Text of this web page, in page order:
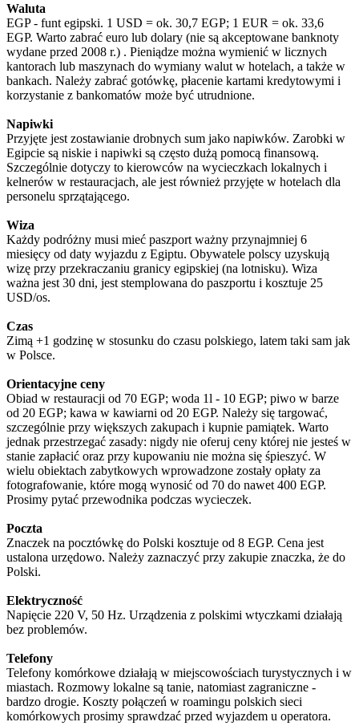
Waluta
EGP - funt egipski. 1 USD = ok. 30,7 EGP; 1 EUR = ok. 33,6
EGP. Warto zabrać euro lub dolary (nie są akceptowane banknoty
wydane przed 2008 r.) . Pieniądze można wymienić w licznych
kantorach lub maszynach do wymiany walut w hotelach, a także w
bankach. Należy zabrać gotówkę, płacenie kartami kredytowymi i
korzystanie z bankomatów może być utrudnione.
Napiwki
Przyjęte jest zostawianie drobnych sum jako napiwków. Zarobki w
Egipcie są niskie i napiwki są często dużą pomocą finansową.
Szczególnie dotyczy to kierowców na wycieczkach lokalnych i
kelnerów w restauracjach, ale jest również przyjęte w hotelach dla
personelu sprzątającego.
Wiza
Każdy podróżny musi mieć paszport ważny przynajmniej 6
miesięcy od daty wyjazdu z Egiptu. Obywatele polscy uzyskują
wizę przy przekraczaniu granicy egipskiej (na lotnisku). Wiza
ważna jest 30 dni, jest stemplowana do paszportu i kosztuje 25
USD/os.
Czas
Zimą +1 godzinę w stosunku do czasu polskiego, latem taki sam jak
w Polsce.
Orientacyjne ceny
Obiad w restauracji od 70 EGP; woda 1l - 10 EGP; piwo w barze
od 20 EGP; kawa w kawiarni od 20 EGP. Należy się targować,
szczególnie przy większych zakupach i kupnie pamiątek. Warto
jednak przestrzegać zasady: nigdy nie oferuj ceny której nie jesteś w
stanie zapłacić oraz przy kupowaniu nie można się śpieszyć. W
wielu obiektach zabytkowych wprowadzone zostały opłaty za
fotografowanie, które mogą wynosić od 70 do nawet 400 EGP.
Prosimy pytać przewodnika podczas wycieczek.
Poczta
Znaczek na pocztówkę do Polski kosztuje od 8 EGP. Cena jest
ustalona urzędowo. Należy zaznaczyć przy zakupie znaczka, że do
Polski.
Elektryczność
Napięcie 220 V, 50 Hz. Urządzenia z polskimi wtyczkami działają
bez problemów.
Telefony
Telefony komórkowe działają w miejscowościach turystycznych i w
miastach. Rozmowy lokalne są tanie, natomiast zagraniczne -
bardzo drogie. Koszty połączeń w roamingu polskich sieci
komórkowych prosimy sprawdzać przed wyjazdem u operatora.